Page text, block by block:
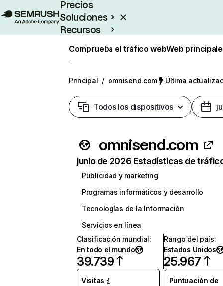
Precios
Soluciones
Recursos
Comprueba el tráfico webWeb
Principal / omnisend.com Última
Todos los dispositivos
omnisend.com
junio de 2026 Estadísticas de
Publicidad y marketing
Programas informáticos y desarrollo
Tecnologías de la Información
Servicios en línea
Clasificación mundial:
En todo el mundo
39.739
Rango del país:
Estados Unidos
25.967
Visitas
Puntuación de